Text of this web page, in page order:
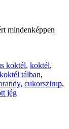
mindenképpen
koktél, koktél,
koktél tálban,
, cukorszirup,
jég